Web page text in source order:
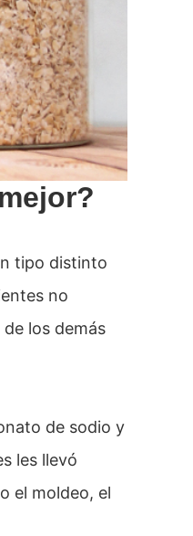
tipo distinto
no
los demás
de sodio y
les llevó
el moldeo, el